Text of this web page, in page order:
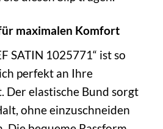
maximalen Komfort
SATIN 1025771“ ist so
perfekt an Ihre
Der elastische Bund sorgt
ohne einzuschneiden